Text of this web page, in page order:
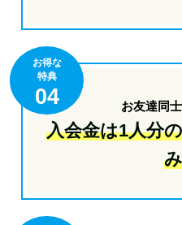
お得な
特典
04 お友達同
入会金は1人分